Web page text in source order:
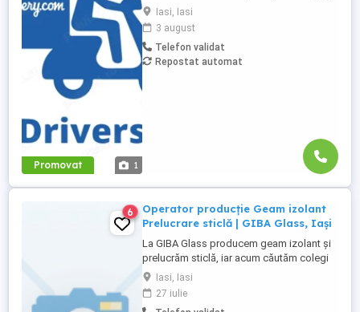
Promovat 1
rapid! - Cerințe: Minim 18 ani Mijloc de
transport propriu (mașină, scuter,
motocicletă sau bicicletă) Telefon mobil
cu acces la internet - Ce oferim: Plată
săptămânală, fără întârzieri Bonusuri
Iasi, Iasi
3 august
Telefon validat
Repostat automat
6
Operator producție Geam izolant
Prelucrare sticlă | GIBA Glass, Iași
La GIBA Glass producem geam izolant și
prelucrăm sticlă, iar acum căutăm colegi
serioși pentru echipa de producție, pe
diverse posturi. Ce vei face concret:
Activitatea implică, în principal,
Iasi, Iasi
27 iulie